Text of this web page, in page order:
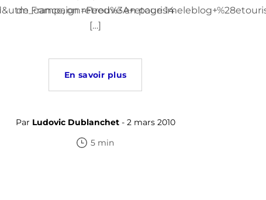
de France, on retrouve en page 14
[…]
En savoir plus
Par Ludovic Dublanchet- 2 mars 2010
5 min